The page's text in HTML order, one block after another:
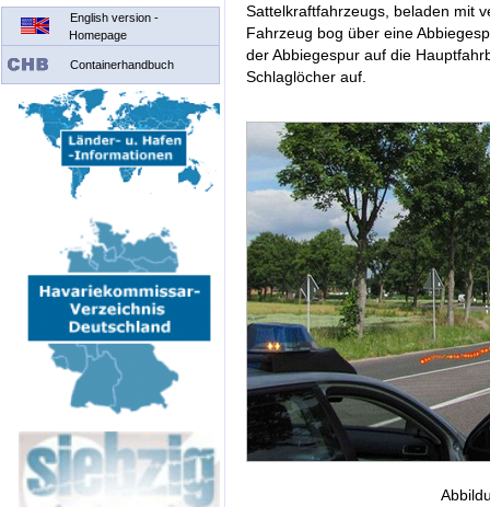
English version -
Homepage
Containerhandbuch
Sattelkraftfahrzeugs, beladen mit
Fahrzeug bog über eine
der Abbiegespur auf die
Schlaglöcher auf.